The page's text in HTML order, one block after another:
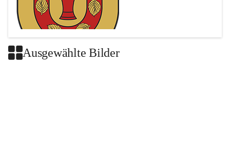
Ausgewählte Bilder